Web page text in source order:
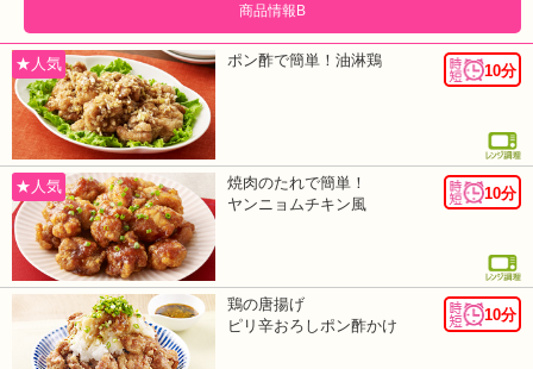
商品情報B
★人気 10分
ポン酢で簡単！油淋鶏
★人気 10分
焼肉のたれで簡単！
ヤンニョムチキン風
10分
鶏の唐揚げ
ピリ辛おろしポン酢かけ